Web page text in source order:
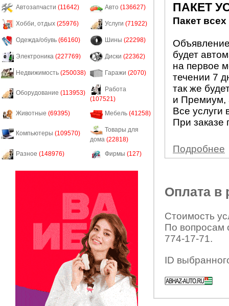
Автозапчасти (11642) Авто (136627)
Хобби, отдых (25976) Услуги (71922)
Одежда/обувь (66160) Шины (22298)
Электроника (227769) Диски (22362)
Недвижимость (250038) Гаражи (2070)
Оборудование (113953)
Работа
(107521)
Животные (69395) Мебель (41258)
Компьютеры (109570)
Товары для
дома (22818)
Разное (148976) Фирмы (127)
ПАКЕТ
Пакет
будет
на первое
течении 7
так же
и Премиум,
Все услуги
При заказе
Подробнее
Оплата в
Стоимость
По вопросам
774-17-71.
ID